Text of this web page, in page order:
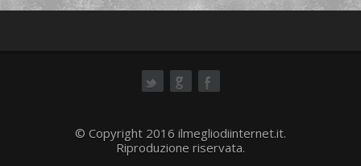
© Copyright 2016 ilmegliodiinternet.it.
Riproduzione riservata.